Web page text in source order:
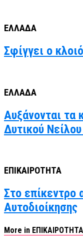
ΕΛΛΑΔΑ
Σφίγγει ο
ΕΛΛΑΔΑ
Αυξάνονται τα
Δυτικού
ΕΠΙΚΑΙΡΟΤΗΤΑ
Στο επίκεντρο
Αυτοδιοίκησης
More in ΕΠΙΚΑΙΡΟΤΗΤΑ